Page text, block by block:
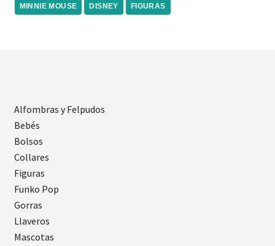
MINNIE MOUSE DISNEY FIGURAS
Alfombras y Felpudos
Bebés
Bolsos
Collares
Figuras
Funko Pop
Gorras
Llaveros
Mascotas